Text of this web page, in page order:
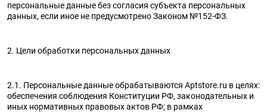
персональные данные без согласия субъекта персональных
данных, если иное не предусмотрено Законом №152-ФЗ.
2. Цели обработки персональных данных
2.1. Персональные данные обрабатываются Aptstore.ru в целях:
обеспечения соблюдения Конституции РФ, законодательных и
иных нормативных правовых актов РФ; в рамках